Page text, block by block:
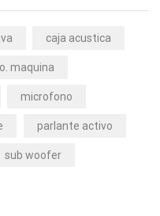
caja acustica
maquina
microfono
parlante activo
sub woofer